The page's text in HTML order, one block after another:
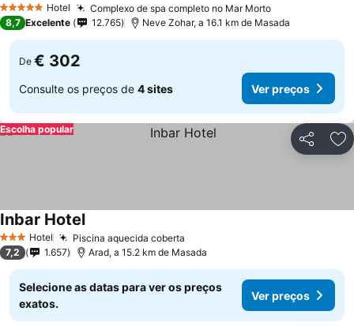
5 Estrelas Hotel Complexo de spa completo no Mar MortoVer preços
8,7 Excelente 12.765 Neve Zohar, a 16.1 km de Masada
De € 302
Consulte os preços de 4 sites Ver preços
Partilhar
Escolha popular
3 EstrelasHotel Piscina aquecida coberta
Inbar HotelVer preços
7,2 1.657 Arad, a 15.2 km de Masada
Selecione as datas para ver os preços
exatos.
Ver preços